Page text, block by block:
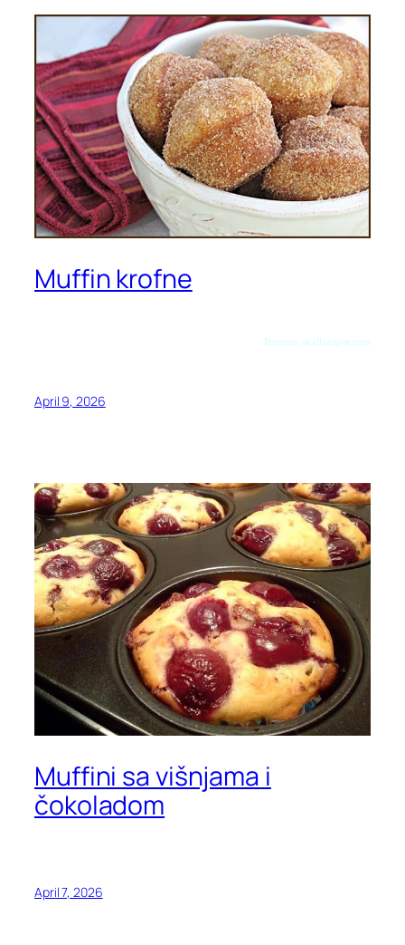
Muffin krofne
Preuzeto sa allrecipes.com
April 9, 2026
Muffini sa višnjama i
čokoladom
April 7, 2026